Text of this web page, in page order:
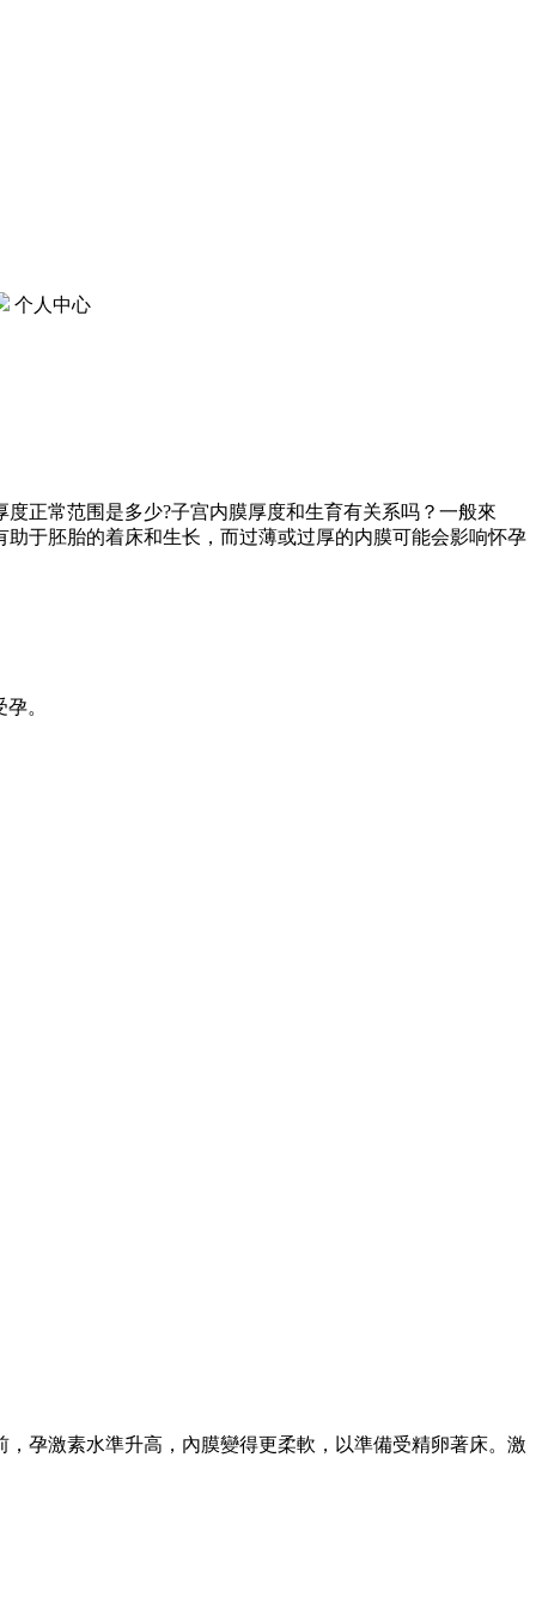
个人中心
正常范围是多少?子宫内膜厚度和生育有关系吗？一般來
于胚胎的着床和生长，而过薄或过厚的内膜可能会影响怀孕
。
孕激素水準升高，內膜變得更柔軟，以準備受精卵著床。激